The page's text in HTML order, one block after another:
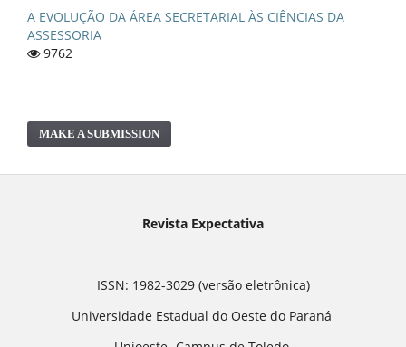
A EVOLUÇÃO DA ÁREA SECRETARIAL ÀS CIÊNCIAS DA
ASSESSORIA
9762
MAKE A SUBMISSION
Revista Expectativa
ISSN: 1982-3029 (versão eletrônica)
Universidade Estadual do Oeste do Paraná